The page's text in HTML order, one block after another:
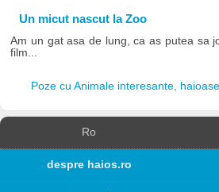
Un micut nascut la Zoo
Am un gat asa de lung, ca as putea sa
film...
Poze cu Animale interesante, haioase
Ro
despre haios.ro